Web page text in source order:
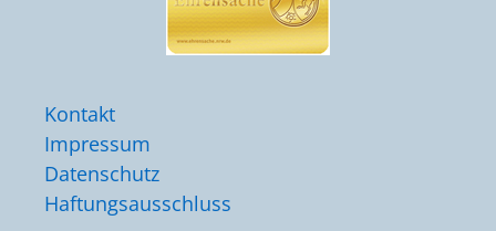
Kontakt
Impressum
Datenschutz
Haftungsausschluss